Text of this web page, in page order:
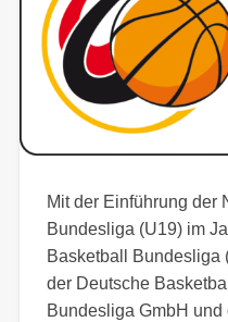
Mit der Einführung der
Bundesliga (U19) im
Basketball Bundesliga
der Deutsche
Bundesliga GmbH